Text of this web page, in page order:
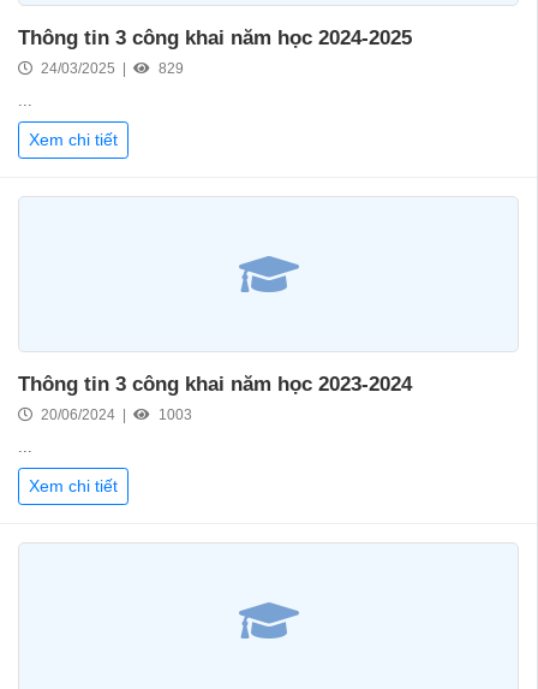
Thông tin 3 công khai năm học 2024-2025
24/03/2025 | 829
...
Xem chi tiết
Thông tin 3 công khai năm học 2023-2024
20/06/2024 | 1003
...
Xem chi tiết